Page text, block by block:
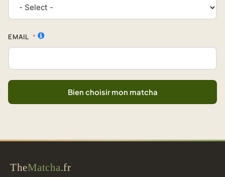
EMAIL
Bien choisir mon matcha
TheMatcha.fr